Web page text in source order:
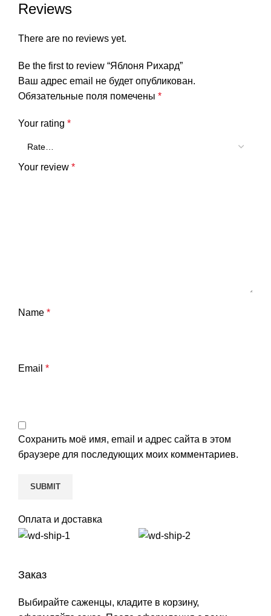
Reviews
There are no reviews yet.
Be the first to review “Яблоня Рихард”
Ваш адрес email не будет опубликован.
Обязательные поля помечены *
Your rating *
Your review *
Name *
Email *
Сохранить моё имя, email и адрес сайта в этом
браузере для последующих моих комментариев.
Оплата и доставка
Заказ
Выбирайте саженцы, кладите в корзину,